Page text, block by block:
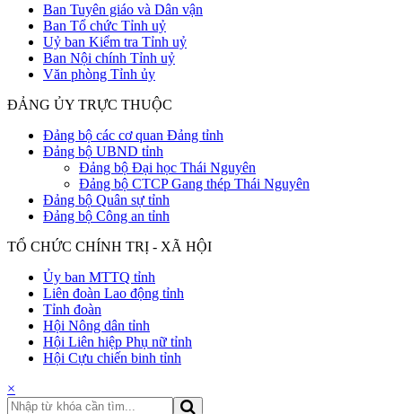
Ban Tuyên giáo và Dân vận
Ban Tổ chức Tỉnh uỷ
Uỷ ban Kiểm tra Tỉnh uỷ
Ban Nội chính Tỉnh uỷ
Văn phòng Tỉnh ủy
ĐẢNG ỦY TRỰC THUỘC
Đảng bộ các cơ quan Đảng tỉnh
Đảng bộ UBND tỉnh
Đảng bộ Đại học Thái Nguyên
Đảng bộ CTCP Gang thép Thái Nguyên
Đảng bộ Quân sự tỉnh
Đảng bộ Công an tỉnh
TỔ CHỨC CHÍNH TRỊ - XÃ HỘI
Ủy ban MTTQ tỉnh
Liên đoàn Lao động tỉnh
Tỉnh đoàn
Hội Nông dân tỉnh
Hội Liên hiệp Phụ nữ tỉnh
Hội Cựu chiến binh tỉnh
×